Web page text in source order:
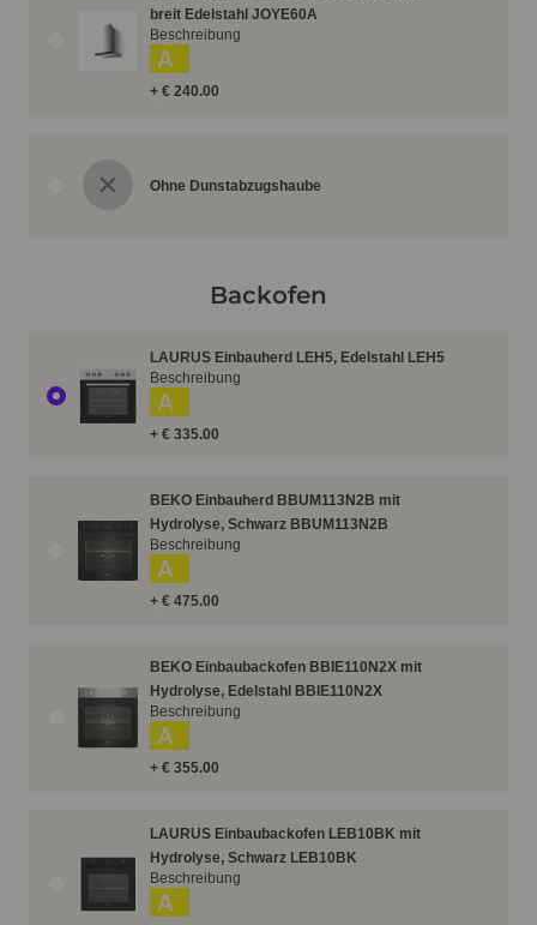
breit Edelstahl JOYE60A
+ € 240.00
A
Beschreibung
Ohne Dunstabzugshaube
Backofen
LAURUS Einbauherd LEH5, Edelstahl LEH5
+ € 335.00
A
Beschreibung
BEKO Einbauherd BBUM113N2B mit
Hydrolyse, Schwarz BBUM113N2B
+ € 475.00
A
Beschreibung
BEKO Einbaubackofen BBIE110N2X mit
Hydrolyse, Edelstahl BBIE110N2X
+ € 355.00
A
Beschreibung
LAURUS Einbaubackofen LEB10BK mit
Hydrolyse, Schwarz LEB10BK
A
Beschreibung